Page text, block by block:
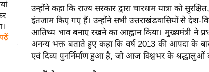
उन्होंने कहा कि राज्य सरकार द्वारा चारधाम यात्रा को
इंतजाम किए गए हैं। उन्होंने सभी उत्तराखंडवासियों से
आतिथ्य भाव बनाए रखने का आह्वान किया। मुख्यमंत्री ने
अनन्य भक्त बताते हुए कहा कि वर्ष 2013 की आपदा के
एवं दिव्य पुनर्निर्माण हुआ है, जो आज विश्वभर के श्रद्धालुओं